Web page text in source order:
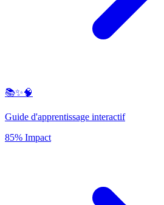
📚✨🧠
Guide d'apprentissage interactif
85% Impact